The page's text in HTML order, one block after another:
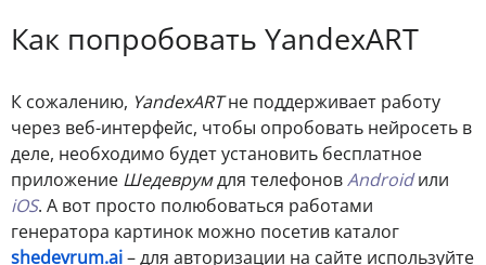
Как попробовать YandexART
К сожалению, YandexARTне поддерживает работу
через веб-интерфейс, чтобы опробовать нейросеть в
деле, необходимо будет установить бесплатное
приложение Шедеврумдля телефоновAndroidили
iOS. А вот просто полюбоваться работами
генератора картинок можно посетив каталог
shedevrum.ai– для авторизации на сайте используйте